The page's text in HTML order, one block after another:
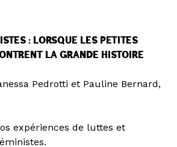
: LORSQUE LES PETITES
LA GRANDE HISTOIRE
Pedrotti et Pauline Bernard,
expériences de luttes et